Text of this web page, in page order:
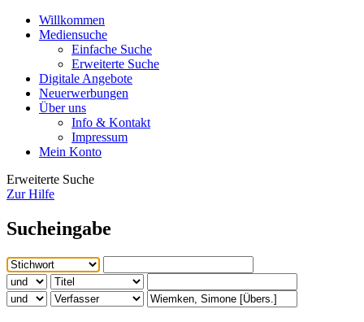
Willkommen
Mediensuche
Einfache Suche
Erweiterte Suche
Digitale Angebote
Neuerwerbungen
Über uns
Info & Kontakt
Impressum
Mein Konto
Erweiterte Suche
Zur Hilfe
Sucheingabe